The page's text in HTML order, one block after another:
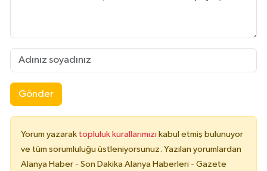
Gönder
Yorum yazarak topluluk kurallarımızı kabul etmiş bulunuyor
ve tüm sorumluluğu üstleniyorsunuz. Yazılan yorumlardan
Alanya Haber - Son Dakika Alanya Haberleri - Gazete